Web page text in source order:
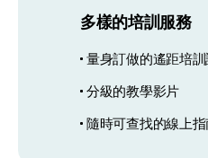
多樣的培訓服務
量身訂做的遙距培訓
分級的教學影片
隨時可查找的線上